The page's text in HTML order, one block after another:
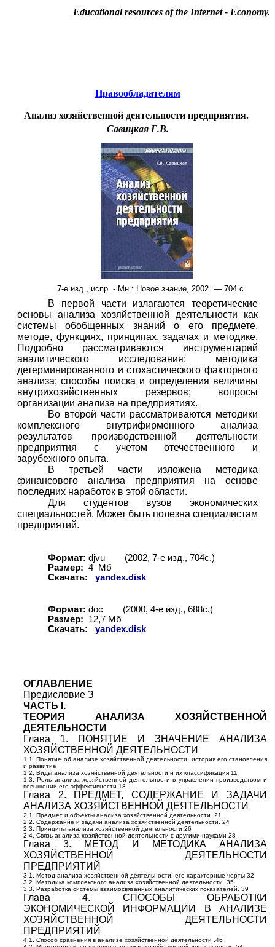
Educational resources of the Internet- Economy.
Правообладателям
Анализ хозяйственной деятельности предприятия.
Савицкая Г.В.
7-е изд., испр. - Мн.: Новое знание, 2002. — 704 с.
В первой части излагаются теоретические
основы анализа хозяйственной деятельности как
системы обобщенных знаний о его предмете,
методе, функциях, принципах, задачах и методике.
Подробно рассматриваются инструментарий
аналитического исследования; методика
детерминированного и стохастического факторного
анализа; способы поиска и определения величины
внутрихозяйственных резервов; вопросы
организации анализа на предприятиях.
Во второй части рассматриваются методики
комплексного внутрифирменного анализа
результатов производственной деятельности
предприятия с учетом отечественного и
зарубежного опыта.
В третьей части изложена методика
финансового анализа предприятия на основе
последних наработок в этой области.
Для студентов вузов экономических
специальностей. Может быть полезна специалистам
предприятий.
Формат: djvu (2002, 7-е изд., 704с.)
Размер: 4 Мб
Скачать:
yandex.disk
Формат: doc (2000, 4-е изд., 688с.)
Размер:
12,7 Мб
Скачать:
yandex.disk
ОГЛАВЛЕНИЕ
Предисловие З
ЧАСТЬ I.
ТЕОРИЯ АНАЛИЗА ХОЗЯЙСТВЕННОЙ
ДЕЯТЕЛЬНОСТИ
Глава 1. ПОНЯТИЕ И ЗНАЧЕНИЕ АНАЛИЗА
ХОЗЯЙСТВЕННОЙ ДЕЯТЕЛЬНОСТИ
1.1. Понятие об анализе хозяйственной деятельности, история его становления
и развитие
1.2. Виды анализа хозяйственной деятельности и их классификация 11
1.3. Роль анализа хозяйственной деятельности в управлении производством и
повышении его эффективности 18 ....
Глава 2. ПРЕДМЕТ, СОДЕРЖАНИЕ И ЗАДАЧИ
АНАЛИЗА ХОЗЯЙСТВЕННОЙ ДЕЯТЕЛЬНОСТИ
2.1. Предмет и объекты анализа хозяйственной деятельности. 21
2.2. Содержание и задачи анализа хозяйственной деятельности. 24
2.3. Принципы анализа хозяйственной деятельности 26
2.4. Связь анализа хозяйственной деятельности с другими науками 28
Глава 3. МЕТОД И МЕТОДИКА АНАЛИЗА
ХОЗЯЙСТВЕННОЙ ДЕЯТЕЛЬНОСТИ
ПРЕДПРИЯТИЙ
3.1. Метод анализа хозяйственной деятельности, его характерные черты 32
3.2. Методика комплексного анализа хозяйственной деятельности. 35
3.3. Разработка системы взаимосвязанных аналитических показателей. 39
Глава 4. СПОСОБЫ ОБРАБОТКИ
ЭКОНОМИЧЕСКОЙ ИНФОРМАЦИИ В АНАЛИЗЕ
ХОЗЯЙСТВЕННОЙ ДЕЯТЕЛЬНОСТИ
ПРЕДПРИЯТИЙ
4.1. Способ сравнения в анализе хозяйственной деятельности .46